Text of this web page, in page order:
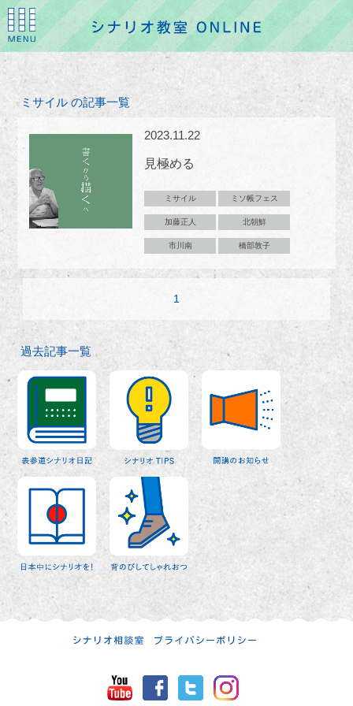
ミサイル の記事一覧
2023.11.22
見極める
ミサイル ミソ帳フェス
加藤正人 北朝鮮
市川南 橋部敦子
1
過去記事一覧